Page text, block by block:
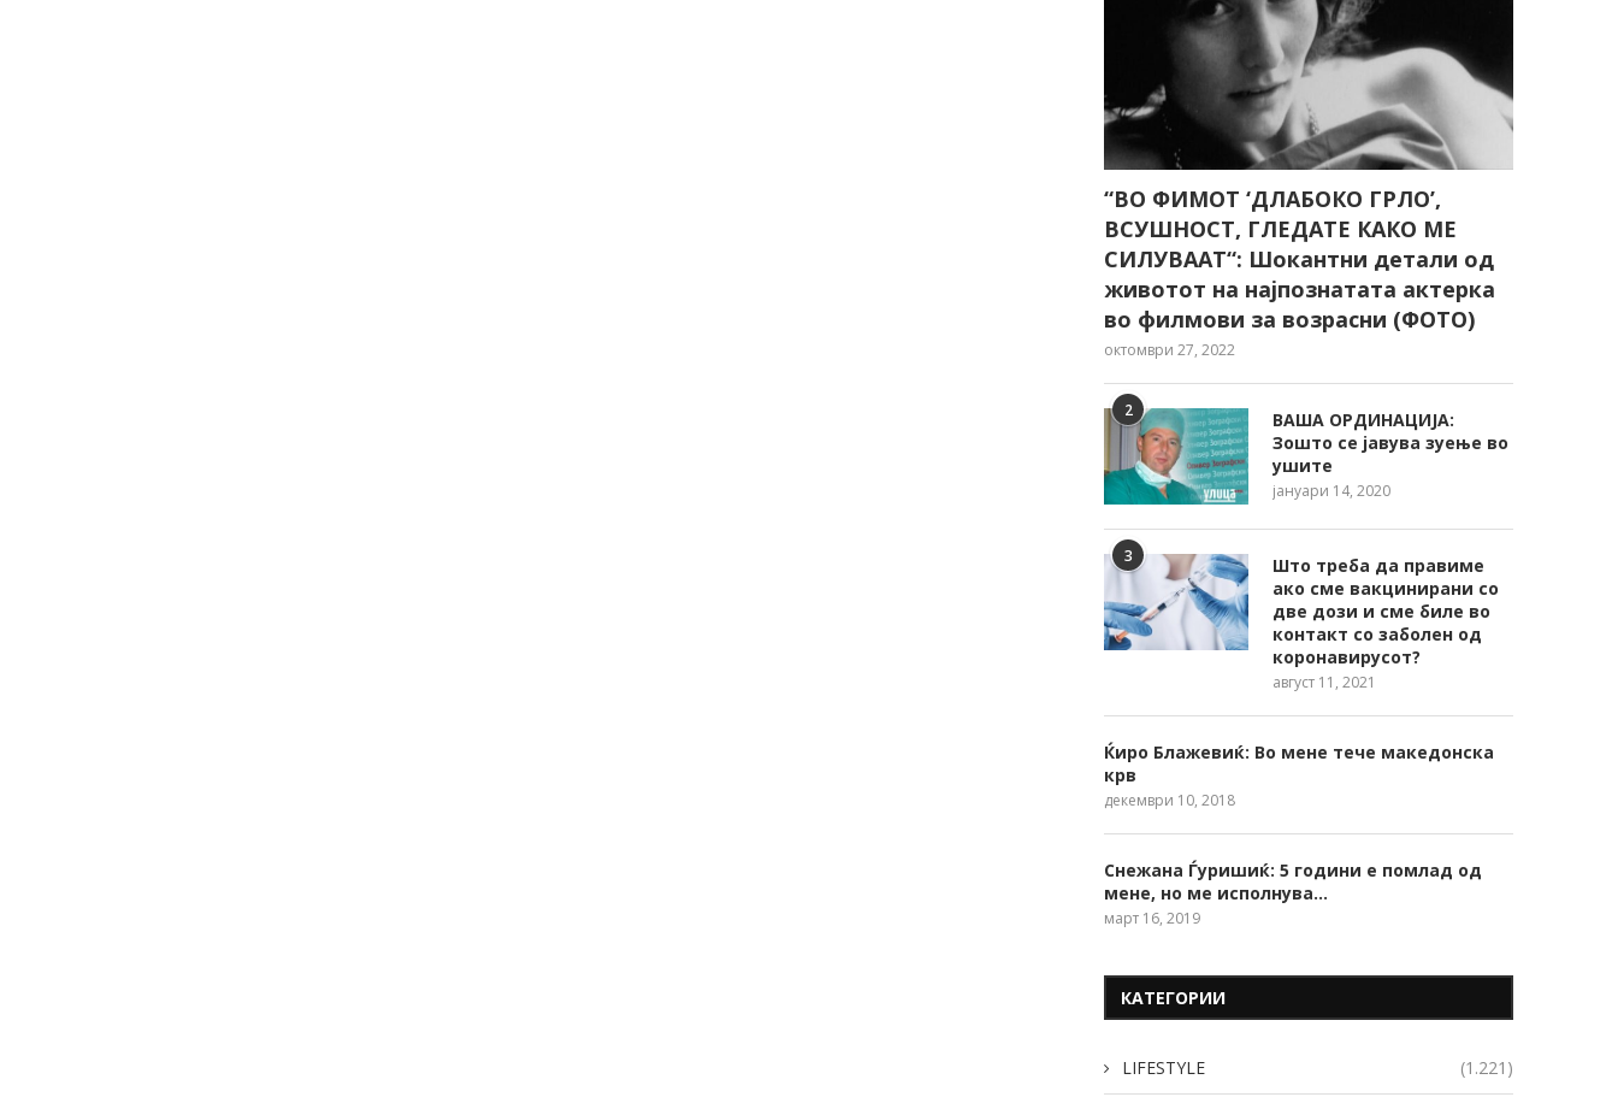
“ВО ФИМОТ ‘ДЛАБОКО ГРЛО’,
ВСУШНОСТ, ГЛЕДАТЕ КАКО МЕ
СИЛУВААТ“: Шокантни детали од
животот на најпознатата актерка
во филмови за возрасни (ФОТО)
октомври 27, 2022
2
ВАША ОРДИНАЦИЈА:
Зошто се јавува зуење во
ушите
јануари 14, 2020
3
Што треба да правиме
ако сме вакцинирани со
две дози и сме биле во
контакт со заболен од
коронавирусот?
август 11, 2021
Ќиро Блажевиќ: Во мене тече македонска
крв
декември 10, 2018
Снежана Ѓуришиќ: 5 години е помлад од
мене, но ме исполнува…
март 16, 2019
КАТЕГОРИИ
LIFESTYLE (1.221)